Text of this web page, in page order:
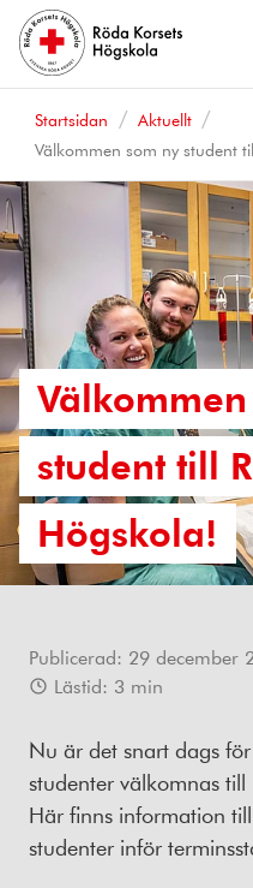
Startsidan
Aktuellt
Välkommen som ny student
student till
Högskola!
Publicerad: 29 december
Lästid: 3 min
Nu är det snart dags
studenter välkomnas
Här finns information
studenter inför